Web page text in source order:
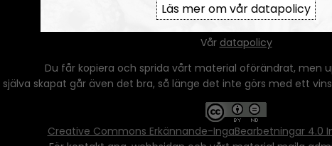
Ansvarig utgivare:Vera Oredsson
Vår datapolicy
Du får kopiera och sprida vårt material oförändrat, men
skapat går även det bra, så länge det inte görs med ett
Creative Commons Erkännande-IngaBearbetningar 4.0
Läs mer om vår datapolicy